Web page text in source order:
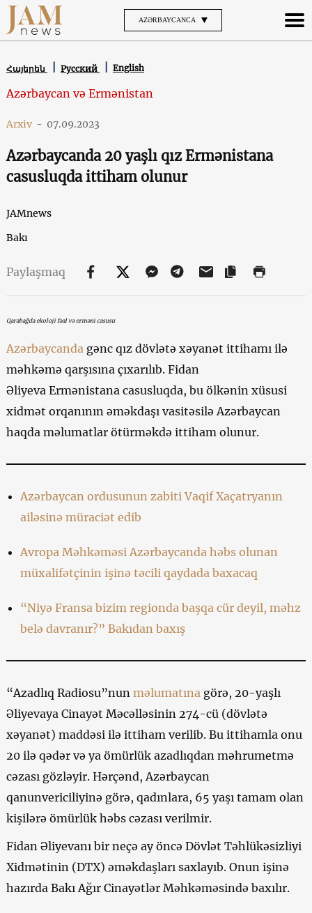
AZƏRBAYCANCA
Հայերեն Русский English
Azərbaycan və Ermənistan
Arxiv - 07.09.2023
Azərbaycanda 20 yaşlı qız Ermənistana
casusluqda ittiham olunur
JAMnews
Bakı
Paylaşmaq
Qarabağda ekoloji fəal və erməni casusu
Azərbaycanda gənc qız dövlətə xəyanət ittihamı ilə
məhkəmə qarşısına çıxarılıb. Fidan
Əliyeva Ermənistana casusluqda, bu ölkənin xüsusi
xidmət orqanının əməkdaşı vasitəsilə Azərbaycan
haqda məlumatlar ötürməkdə ittiham olunur.
Azərbaycan ordusunun zabiti Vaqif Xaçatryanın
ailəsinə müraciət edib
Avropa Məhkəməsi Azərbaycanda həbs olunan
müxalifətçinin işinə təcili qaydada baxacaq
“Niyə Fransa bizim regionda başqa cür deyil, məhz
belə davranır?” Bakıdan baxış
“Azadlıq Radiosu”nun məlumatına görə, 20-yaşlı
Əliyevaya Cinayət Məcəlləsinin 274-cü (dövlətə
xəyanət) maddəsi ilə ittiham verilib. Bu ittihamla onu
20 ilə qədər və ya ömürlük azadlıqdan məhrumetmə
cəzası gözləyir. Hərçənd, Azərbaycan
qanunvericiliyinə görə, qadınlara, 65 yaşı tamam olan
kişilərə ömürlük həbs cəzası verilmir.
Fidan Əliyevanı bir neçə ay öncə Dövlət Təhlükəsizliyi
Xidmətinin (DTX) əməkdaşları saxlayıb. Onun işinə
hazırda Bakı Ağır Cinayətlər Məhkəməsində baxılır.